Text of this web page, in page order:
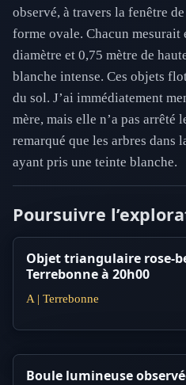
observé, à travers la fenêtre
forme ovale. Chacun mesurait
diamètre et 0,75 mètre de
blanche intense. Ces objets
du sol. J’ai immédiatement
mère, mais elle n’a pas arrêté
remarqué que les arbres dans
ayant pris une teinte blanche.
Poursuivre
Objet triangulaire rose-
Terrebonne à 20h00
A | Terrebonne
Boule lumineuse